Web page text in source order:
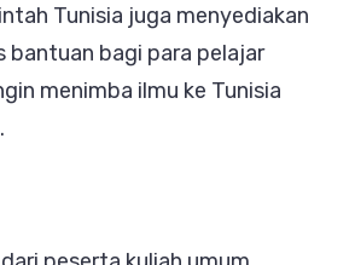
Tunisia juga menyediakan
bantuan bagi para pelajar
menimba ilmu ke Tunisia